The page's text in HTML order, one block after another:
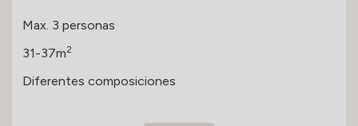
Max. 3 personas
31-37m2
Diferentes composiciones